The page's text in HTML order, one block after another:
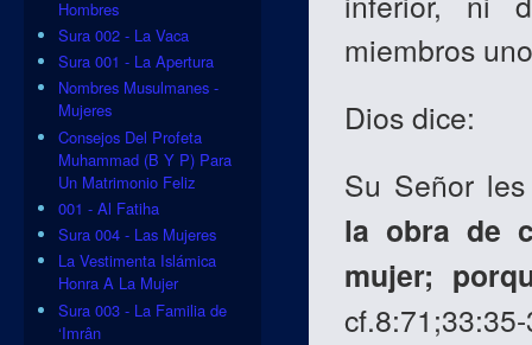
miembros
Dios dice:
Su Señor
la obra de
mujer;
Hombres
Sura 002 - La Vaca
Sura 001 - La Apertura
Nombres Musulmanes -
Mujeres
Consejos Del Profeta
Muhammad (B Y P) Para
Un Matrimonio Feliz
001 - Al Fatiha
Sura 004 - Las Mujeres
La Vestimenta Islámica
Honra A La Mujer
Sura 003 - La Familia de
‘Imrân